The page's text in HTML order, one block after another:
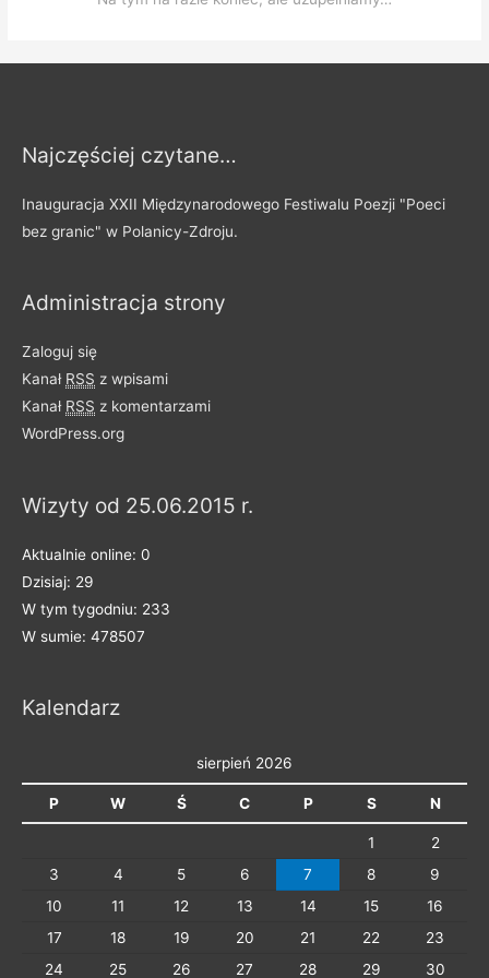
Najczęściej czytane…
Inauguracja XXII Międzynarodowego Festiwalu Poezji "Poeci
bez granic" w Polanicy-Zdroju.
Administracja strony
Zaloguj się
Kanał RSS z wpisami
Kanał RSS z komentarzami
WordPress.org
Wizyty od 25.06.2015 r.
Aktualnie online: 0
Dzisiaj: 29
W tym tygodniu: 233
W sumie: 478507
Kalendarz
sierpień 2026
P W Ś C P S N
1
2
3
4 5 6 7 8
9
10
11 12 13 14 15
16
17
18 19 20 21 22
23
24
25 26 27 28 29 30